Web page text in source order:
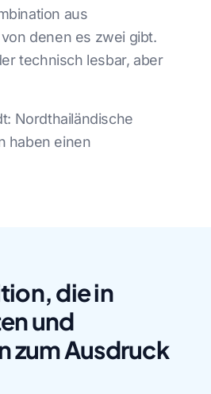
aus
denen es zwei gibt.
technisch lesbar, aber
Nordthailändische
haben einen
die in
und
zum Ausdruck